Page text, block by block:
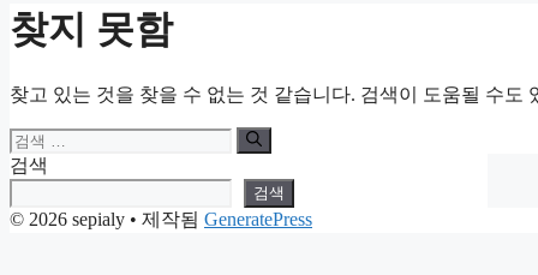
찾지 못함
찾고 있는 것을 찾을 수 없는 것 같습니다. 검색이 도움될 수도
검
색:
검색
검색
© 2026 sepialy • 제작됨 GeneratePress